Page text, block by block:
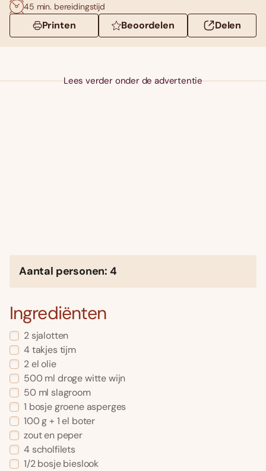
45 min. bereidingstijd
Printen Beoordelen Delen
Lees verder onder de advertentie
Aantal personen: 4
Ingrediënten
2 sjalotten
4 takjes tijm
2 el olie
500 ml droge witte wijn
50 ml slagroom
1 bosje groene asperges
100 g + 1 el boter
zout en peper
4 scholfilets
1/2 bosje bieslook